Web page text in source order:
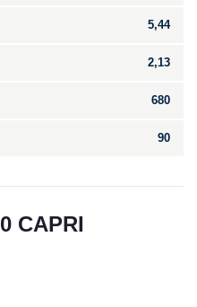
5,44
2,13
680
90
CAPRI